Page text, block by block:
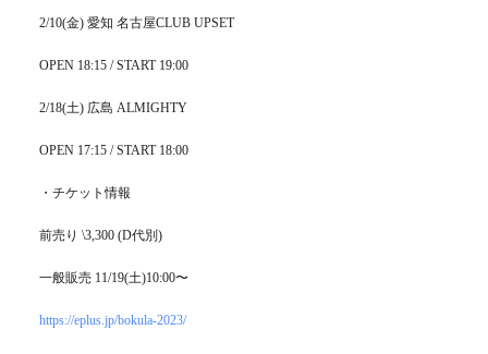
2/10(金) 愛知 名古屋CLUB UPSET
OPEN 18:15 / START 19:00
2/18(土) 広島 ALMIGHTY
OPEN 17:15 / START 18:00
・チケット情報
前売り \3,300 (D代別)
一般販売 11/19(土)10:00〜
https://eplus.jp/bokula-2023/